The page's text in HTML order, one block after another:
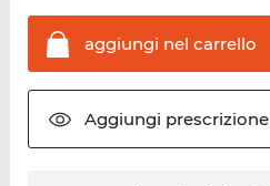
aggiungi nel carrello
Aggiungi prescrizione